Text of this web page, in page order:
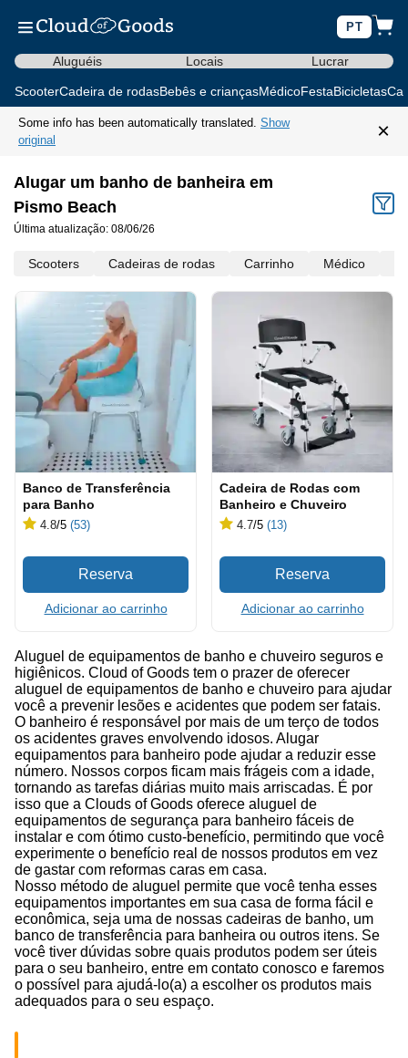
PT
Aluguéis Locais Lucrar
ScooterCadeira de rodasBebês e criançasMédicoFestaBicicletas
Some info has been automatically translated. Show
original
×
Alugar um banho de banheira em
Pismo Beach
Última atualização: 08/06/26
Scooters Cadeiras de rodas Carrinho Médico
Banco de Transferência
para Banho
4.8/5 (53)
Adicionar ao carrinho
Cadeira de Rodas com
Banheiro e Chuveiro
4.7/5 (13)
Adicionar ao carrinho
Aluguel de equipamentos de banho e chuveiro seguros e
higiênicos. Cloud of Goods tem o prazer de oferecer
aluguel de equipamentos de banho e chuveiro para ajudar
você a prevenir lesões e acidentes que podem ser fatais.
O banheiro é responsável por mais de um terço de todos
os acidentes graves envolvendo idosos. Alugar
equipamentos para banheiro pode ajudar a reduzir esse
número. Nossos corpos ficam mais frágeis com a idade,
tornando as tarefas diárias muito mais arriscadas. É por
isso que a Clouds of Goods oferece aluguel de
equipamentos de segurança para banheiro fáceis de
instalar e com ótimo custo-benefício, permitindo que você
experimente o benefício real de nossos produtos em vez
de gastar com reformas caras em casa.
Nosso método de aluguel permite que você tenha esses
equipamentos importantes em sua casa de forma fácil e
econômica, seja uma de nossas cadeiras de banho, um
banco de transferência para banheira ou outros itens. Se
você tiver dúvidas sobre quais produtos podem ser úteis
para o seu banheiro, entre em contato conosco e faremos
o possível para ajudá-lo(a) a escolher os produtos mais
adequados para o seu espaço.